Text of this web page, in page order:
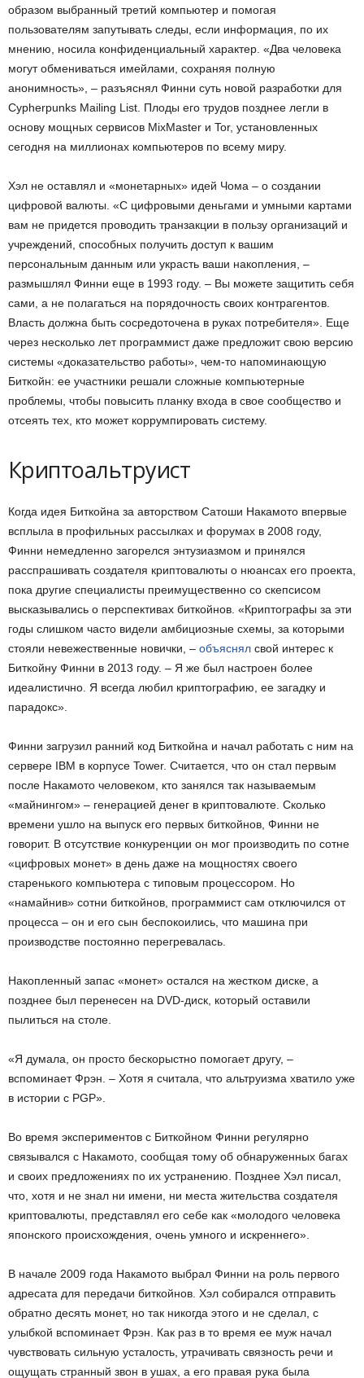
образом выбранный третий компьютер и помогая
пользователям запутывать следы, если информация, по их
мнению, носила конфиденциальный характер. «Два человека
могут обмениваться имейлами, сохраняя полную
анонимность», – разъяснял Финни суть новой разработки для
Cypherpunks Mailing List. Плоды его трудов позднее легли в
основу мощных сервисов MixMaster и Tor, установленных
сегодня на миллионах компьютеров по всему миру.
Хэл не оставлял и «монетарных» идей Чома – о создании
цифровой валюты. «С цифровыми деньгами и умными картами
вам не придется проводить транзакции в пользу организаций и
учреждений, способных получить доступ к вашим
персональным данным или украсть ваши накопления, –
размышлял Финни еще в 1993 году. – Вы можете защитить себя
сами, а не полагаться на порядочность своих контрагентов.
Власть должна быть сосредоточена в руках потребителя». Еще
через несколько лет программист даже предложит свою версию
системы «доказательство работы», чем-то напоминающую
Биткойн: ее участники решали сложные компьютерные
проблемы, чтобы повысить планку входа в свое сообщество и
отсеять тех, кто может коррумпировать систему.
Криптоальтруист
Когда идея Биткойна за авторством Сатоши Накамото впервые
всплыла в профильных рассылках и форумах в 2008 году,
Финни немедленно загорелся энтузиазмом и принялся
расспрашивать создателя криптовалюты о нюансах его проекта,
пока другие специалисты преимущественно со скепсисом
высказывались о перспективах биткойнов. «Криптографы за эти
годы слишком часто видели амбициозные схемы, за которыми
стояли невежественные новички, – объяснял свой интерес к
Биткойну Финни в 2013 году. – Я же был настроен более
идеалистично. Я всегда любил криптографию, ее загадку и
парадокс».
Финни загрузил ранний код Биткойна и начал работать с ним на
сервере IBM в корпусе Tower. Считается, что он стал первым
после Накамото человеком, кто занялся так называемым
«майнингом» – генерацией денег в криптовалюте. Сколько
времени ушло на выпуск его первых биткойнов, Финни не
говорит. В отсутствие конкуренции он мог производить по сотне
«цифровых монет» в день даже на мощностях своего
старенького компьютера с типовым процессором. Но
«намайнив» сотни биткойнов, программист сам отключился от
процесса – он и его сын беспокоились, что машина при
производстве постоянно перегревалась.
Накопленный запас «монет» остался на жестком диске, а
позднее был перенесен на DVD-диск, который оставили
пылиться на столе.
«Я думала, он просто бескорыстно помогает другу, –
вспоминает Фрэн. – Хотя я считала, что альтруизма хватило уже
в истории с PGP».
Во время экспериментов с Биткойном Финни регулярно
связывался с Накамото, сообщая тому об обнаруженных багах
и своих предложениях по их устранению. Позднее Хэл писал,
что, хотя и не знал ни имени, ни места жительства создателя
криптовалюты, представлял его себе как «молодого человека
японского происхождения, очень умного и искреннего».
В начале 2009 года Накамото выбрал Финни на роль первого
адресата для передачи биткойнов. Хэл собирался отправить
обратно десять монет, но так никогда этого и не сделал, с
улыбкой вспоминает Фрэн. Как раз в то время ее муж начал
чувствовать сильную усталость, утрачивать связность речи и
ощущать странный звон в ушах, а его правая рука была